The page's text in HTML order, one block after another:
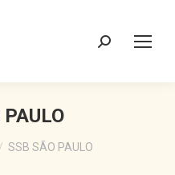
Search:
SSB SÃO PAULO